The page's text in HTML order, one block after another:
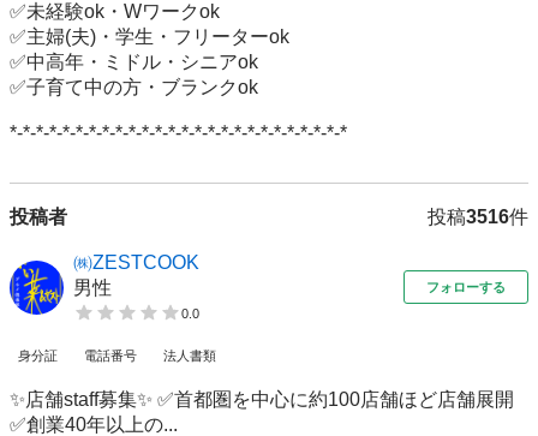
✅未経験ok・Wワークok
✅主婦(夫)・学生・フリーターok
✅中高年・ミドル・シニアok
✅子育て中の方・ブランクok
*-*-*-*-*-*-*-*-*-*-*-*-*-*-*-*-*-*-*-*-*-*-*-*-*-*
投稿者 投稿3516件
㈱ZESTCOOK
男性
0.0
フォローする
身分証 電話番号 法人書類
✨店舗staff募集✨ ✅首都圏を中心に約100店舗ほど店舗展開
✅創業40年以上の...